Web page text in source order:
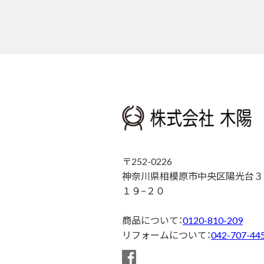
〒252-0226
神奈川県相模原市中央区陽光台
１９−２０
商品について：0120-810-209
リフォームについて：042-707-